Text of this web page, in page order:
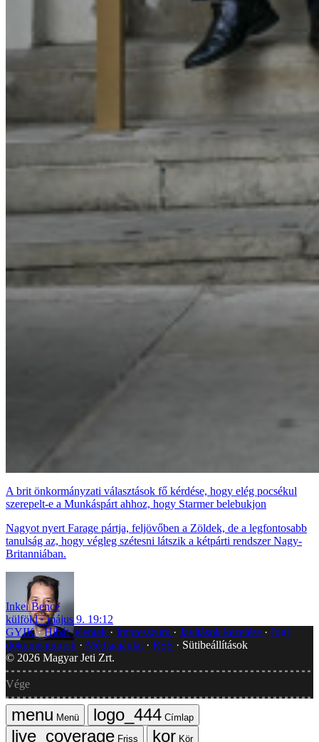
A brit önkormányzati választások fő kérdése, hogy elég pocsékul
szerepelt-e a Munkáspárt ahhoz, hogy Starmer belebukjon
Nagyot nyert Farage pártja, feljövőben a Zöldek, de a legfontosabb
tanulság az, hogy végleg szétesni látszik a kétpárti rendszer Nagy-
Britanniában.
Inkei Bence
külföld
május 9. 19:12
GYIK Hibát jelentek Impresszum Javítások kezelése
Jogi
dokumentumok
Médiaajánlat RSS
Sütibeállítások
© 2026 Magyar Jeti Zrt.
Vége
Menü
Címlap
Friss
Kör